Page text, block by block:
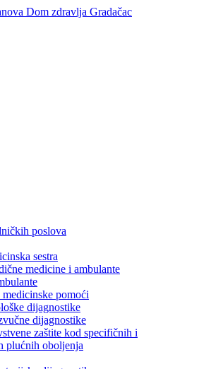
poslova
sestra
medicine i ambulante
medicinske pomoći
dijagnostike
dijagnostike
zaštite kod specifičnih i
plućnih oboljenja